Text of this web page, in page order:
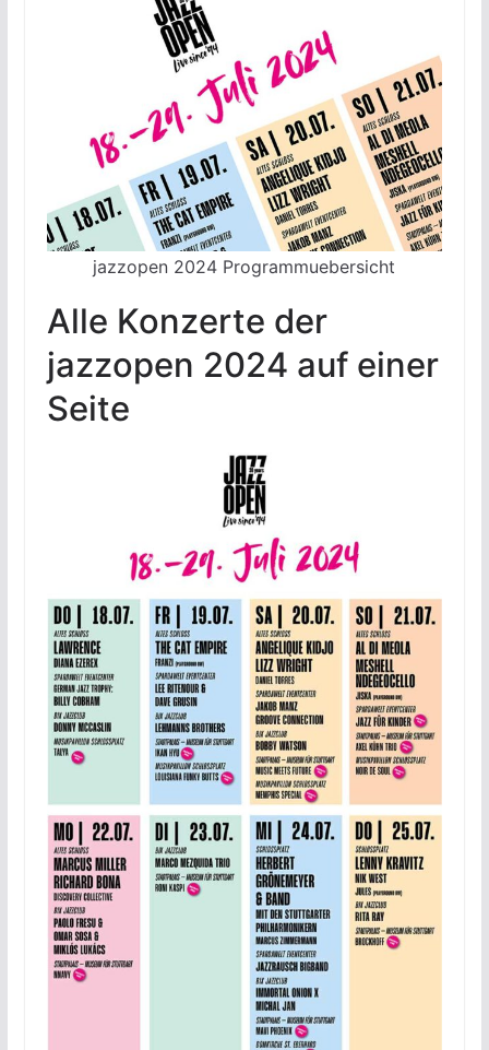
jazzopen 2024 Programmuebersicht
Alle Konzerte der
jazzopen 2024 auf einer
Seite